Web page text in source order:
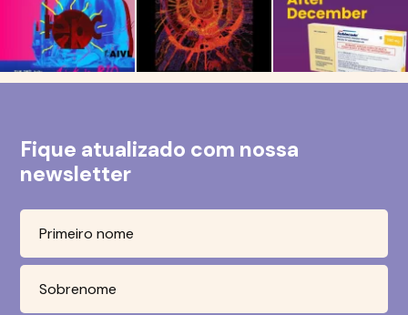
Fique atualizado com nossa
newsletter